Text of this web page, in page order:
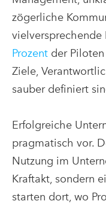
zögerliche
vielversprechende
Prozent der
Ziele,
sauber definiert
Erfolgreiche
pragmatisch vor.
Nutzung im
Kraftakt, sondern
starten dort, wo